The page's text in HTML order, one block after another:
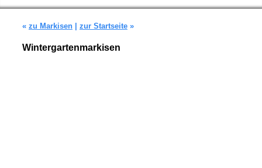
« zu Markisen| zur Startseite»
Wintergartenmarkisen